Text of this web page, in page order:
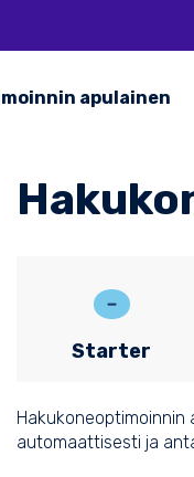
apulainen
Starter
Hakukoneoptimoinnin
automaattisesti ja